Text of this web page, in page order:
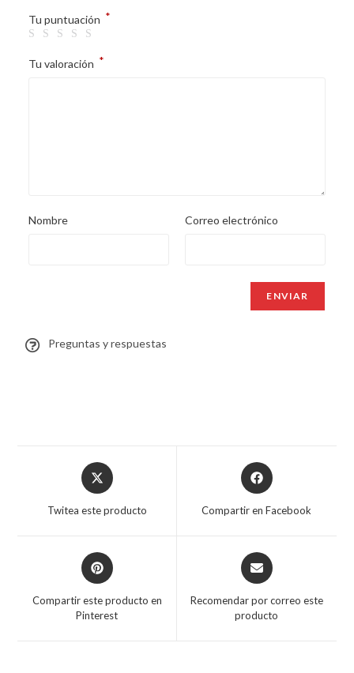
Tu puntuación *
Tu valoración *
Nombre Correo electrónico
Preguntas y respuestas
Twitea este producto Compartir en Facebook
Compartir este producto en
Pinterest
Recomendar por correo este
producto